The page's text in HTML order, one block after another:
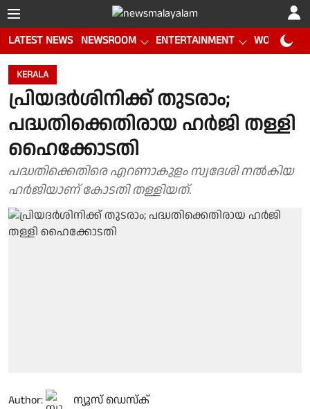
LATEST NEWS NEWSROOM ENTERTAINMENT WORLD CUP
KERALA
പ്രിയദർശിനിക്ക് തുടരാം;
പദ്ധതിക്കെതിരായ ഹർജി തള്ളി
ഹൈക്കോടതി
പദ്ധതിക്കെതിരെ എറണാകുളം സ്വദേശി നൽകിയ
ഹർജിയാണ് കോടതി തള്ളിയത്.
Author: ന്യൂസ് ഡെസ്ക്